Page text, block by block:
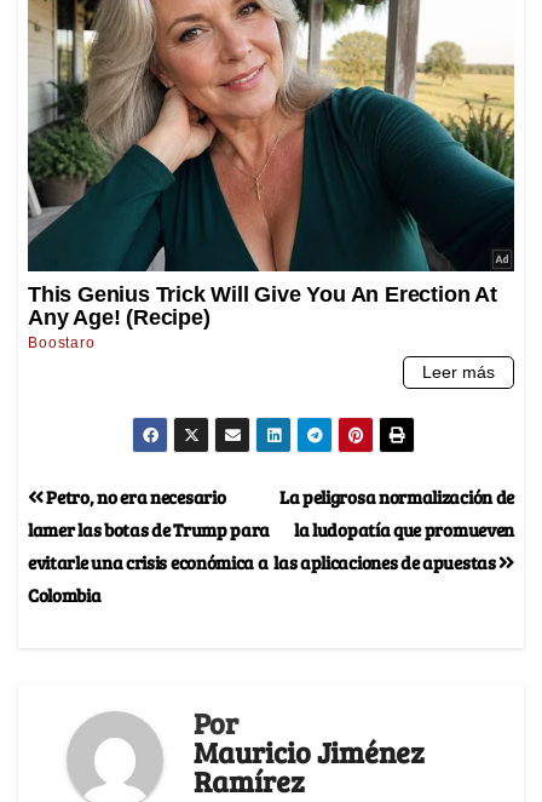
La peligrosa normalización de
la ludopatía que promueven
las aplicaciones de apuestas
Petro, no era necesario
lamer las botas de Trump para
evitarle una crisis económica a
Colombia
Por
Mauricio Jiménez
Ramírez